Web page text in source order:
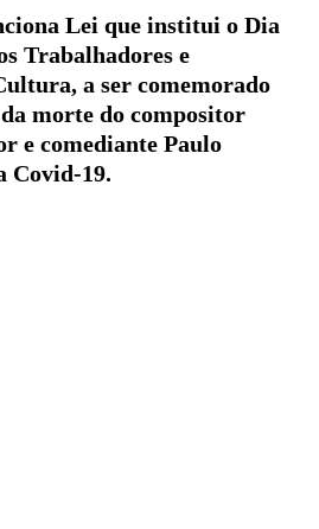
Lei que institui o Dia
Trabalhadores e
a ser comemorado
morte do compositor
e comediante Paulo
Covid-19.